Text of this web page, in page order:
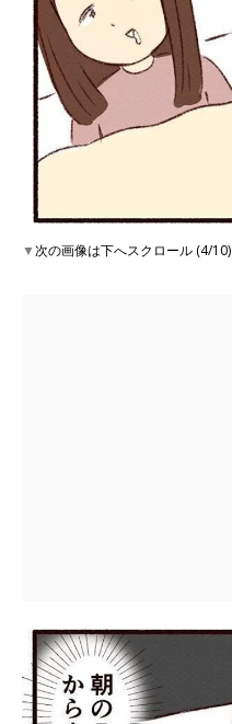
▼次の画像は下へスクロール (4/10)